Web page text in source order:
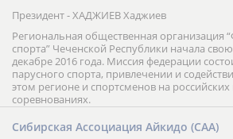
Президент - ХАДЖИЕВ Хаджиев
Региональная общественная организация
спорта” Чеченской Республики начала
декабре 2016 года. Миссия федерации
парусного спорта, привлечении и
этом регионе и спортсменов на
соревнованиях.
Сибирская Ассоциация Айкидо (САА)